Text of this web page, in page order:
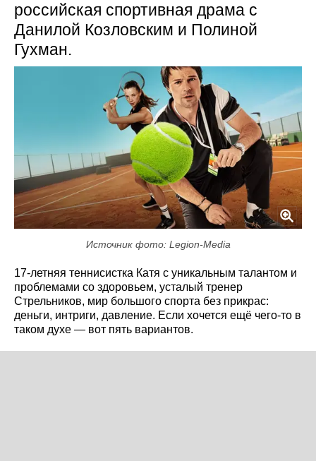
российская спортивная драма с
Данилой Козловским и Полиной
Гухман.
Источник фото: Legion-Media
17-летняя теннисистка Катя с уникальным талантом и
проблемами со здоровьем, усталый тренер
Стрельников, мир большого спорта без прикрас:
деньги, интриги, давление. Если хочется ещё чего-то в
таком духе — вот пять вариантов.